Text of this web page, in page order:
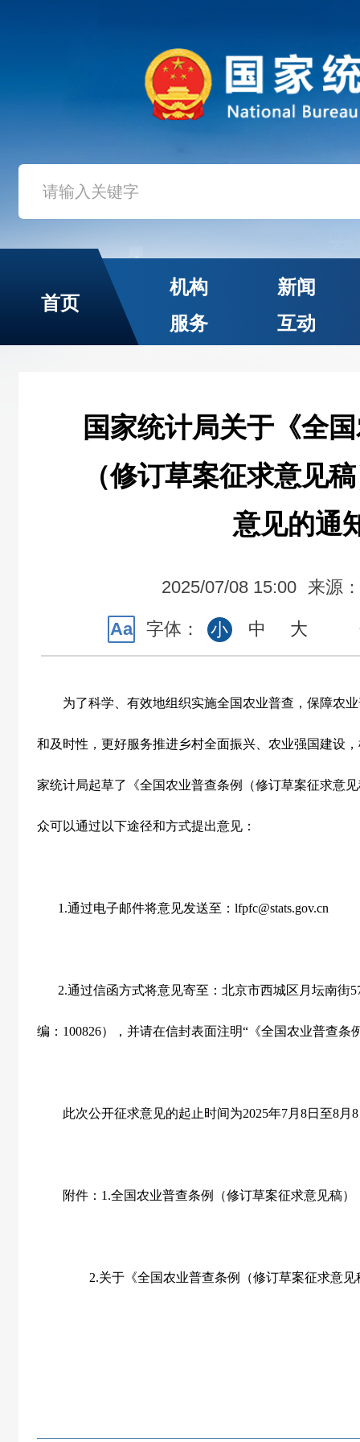
首页
机构
新闻
服务
互动
国家统计局关于《全
（修订草案征求意见
意见的通
2025/07/08 15:00 来源
Aa 字体： 小 中 大
为了科学、有效地组织实施全国农业普查，保障农业
和及时性，更好服务推进乡村全面振兴、农业强国建设
家统计局起草了《全国农业普查条例（修订草案征求意
众可以通过以下途径和方式提出意见：
1.通过电子邮件将意见发送至： lfpfc@stats.gov.cn
2.通过信函方式将意见寄至：北京市西城区月坛南街
编： 100826），并请在信封表面注明“《全国农业普查条
此次公开征求意见的起止时间为2025年7月 8日至8月 8
附件： 1.全国农业普查条例（修订草案征求意见稿）
2.关于《全国农业普查条例（修订草案征求意